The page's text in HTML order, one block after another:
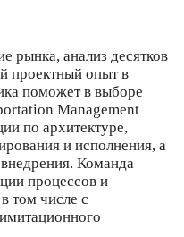
рынка, анализ десятков
проектный опыт в
поможет в выборе
Management
по архитектуре,
и исполнения, а
Команда
процессов и
том числе с